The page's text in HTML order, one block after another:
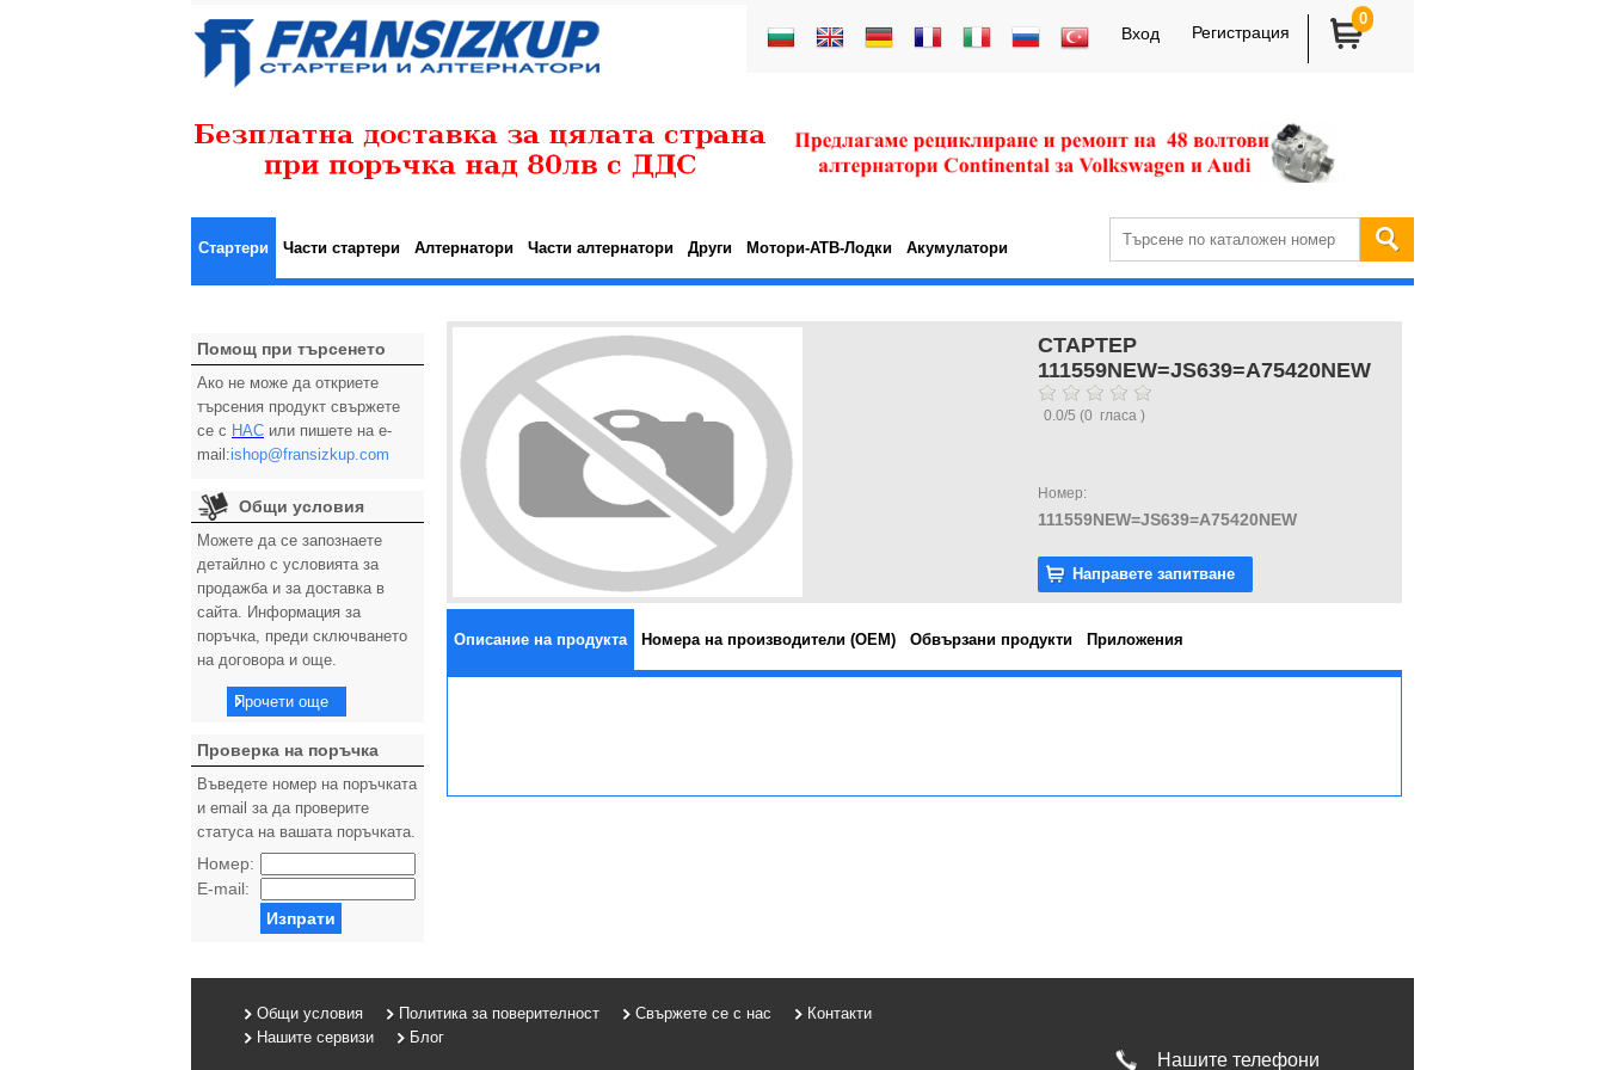
Вход Регистрация
0
Стартери Части стартери Алтернатори Части алтернатори Други Мотори-АТВ-Лодки Акумулатори
Помощ при търсенето
Ако не може да откриете
търсения продукт свържете
се с НАС или пишете на e-
mail:ishop@fransizkup.com
Общи условия
Можете да се запознаете
детайлно с условията за
продажба и за доставка в
сайта. Информация за
поръчка, преди сключването
на договора и още.
Прочети още
Проверка на поръчка
Въведете номер на поръчката
и email за да проверите
статуса на вашата поръчката.
Номер:
E-mail:
Изпрати
СТАРТЕР
111559NEW=JS639=A75420NEW
0.0/5 (0 гласа )
Номер:
111559NEW=JS639=A75420NEW
Направете запитване
Описание на продукта Номера на производители (OEM) Обвързани продукти Приложения
Общи условия Политика за поверителност Свържете се с нас
Контакти
Нашите сервизи
Блог
Нашите телефони